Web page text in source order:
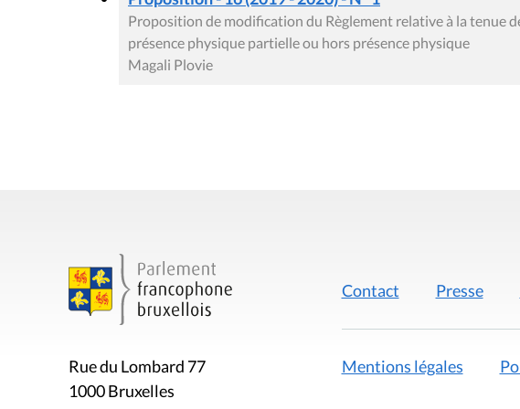
Proposition de modification du Règlement relative à la tenue
présence physique partielle ou hors présence physique
Magali Plovie
Rue du Lombard 77
1000 Bruxelles
Contact Presse
Mentions légales